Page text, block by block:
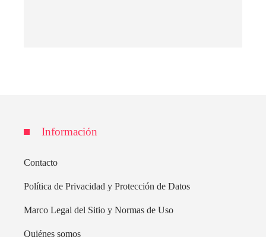
Información
Contacto
Política de Privacidad y Protección de Datos
Marco Legal del Sitio y Normas de Uso
Quiénes somos